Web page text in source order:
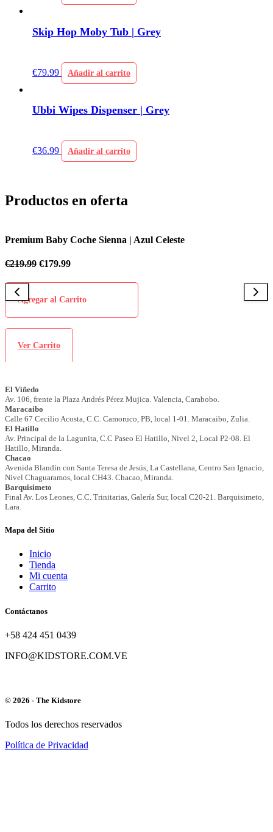
Skip Hop Moby Tub | Grey
€79.99 Añadir al carrito
Ubbi Wipes Dispenser | Grey
€36.99 Añadir al carrito
Productos en oferta
Premium Baby Coche Sienna | Azul Celeste
€219.99 €179.99
Agregar al Carrito
Ver Carrito
Mapa del Sitio
Inicio
Tienda
Mi cuenta
Carrito
Contáctanos
+58 424 451 0439
INFO@KIDSTORE.COM.VE
© 2026 - The Kidstore
Todos los derechos reservados
Política de Privacidad